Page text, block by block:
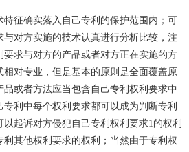
征确实落入自己专利的保护范围内；可
与对方实施的技术认真进行分析比较，注
求与对方的产品或者对方正在实施的方
对专业，但是基本的原则是全面覆盖原
或者方法应当包含自己专利权利要求中
利中每个权利要求都可以成为判断专利
起诉对方侵犯自己专利权利要求1的权利
其他权利要求的权利；当然由于专利权